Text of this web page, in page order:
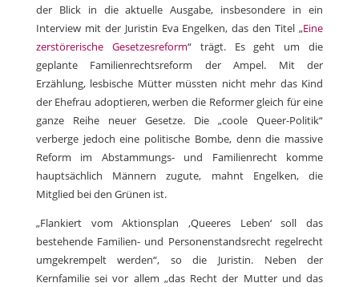
der Blick in die aktuelle Ausgabe, insbesondere in ein
Interview mit der Juristin Eva Engelken, das den Titel „Eine
zerstörerische Gesetzesreform“ trägt. Es geht um die
geplante Familienrechtsreform der Ampel. Mit der
Erzählung, lesbische Mütter müssten nicht mehr das Kind
der Ehefrau adoptieren, werben die Reformer gleich für eine
ganze Reihe neuer Gesetze. Die „coole Queer-Politik“
verberge jedoch eine politische Bombe, denn die massive
Reform im Abstammungs- und Familienrecht komme
hauptsächlich Männern zugute, mahnt Engelken, die
Mitglied bei den Grünen ist.
„Flankiert vom Aktionsplan ‚Queeres Leben‘ soll das
bestehende Familien- und Personenstandsrecht regelrecht
umgekrempelt werden“, so die Juristin. Neben der
Kernfamilie sei vor allem „das Recht der Mutter und das